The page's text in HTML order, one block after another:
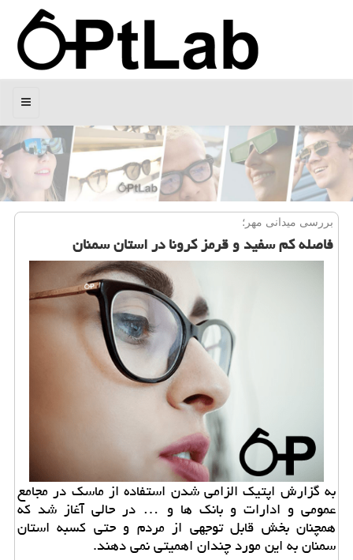
منو
بررسی میدانی مهر؛
فاصله كم سفید و قرمز كرونا در استان سمنان
به گزارش اپتیك الزامی شدن استفاده از ماسك در مجامع
عمومی و ادارات و بانك ها و … در حالی آغاز شد كه
همچنان بخش قابل توجهی از مردم و حتی كسبه استان
سمنان به این مورد چندان اهمیتی نمی دهند.